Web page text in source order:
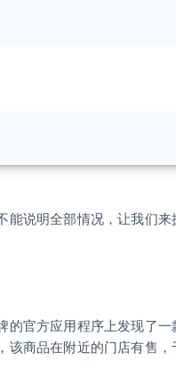
能说明全部情况，让我们
的官方应用程序上发现了一
该商品在附近的门店有售